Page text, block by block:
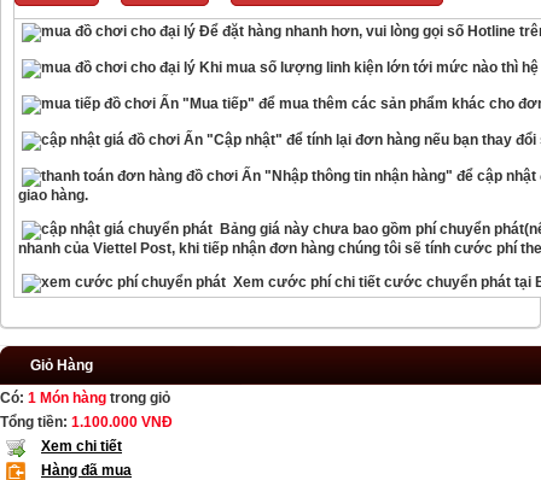
Để đặt hàng nhanh hơn, vui lòng gọi số Hotline
Khi mua số lượng linh kiện lớn tới mức nào thì
Ấn "Mua tiếp" để mua thêm các sản phẩm khác cho
Ấn "Cập nhật" để tính lại đơn hàng nếu bạn thay
Ấn "Nhập thông tin nhận hàng" để cập
giao hàng.
Bảng giá này chưa bao gồm phí chuyển
nhanh của Viettel Post, khi tiếp nhận đơn hàng chúng tôi sẽ tính cước phí
Xem cước phí chi tiết cước chuyển phát tại
Giỏ Hàng
Có: 1 Món hàng trong giỏ
Tổng tiền: 1.100.000 VNĐ
Xem chi tiết
Hàng đã mua